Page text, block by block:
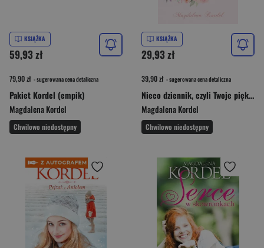
KSIĄŻKA
59,93 zł
79,90 zł - sugerowana cena detaliczna
Pakiet Kordel (empik)
Magdalena Kordel
Chwilowo niedostępny
KSIĄŻKA
29,93 zł
39,90 zł - sugerowana cena detaliczna
Nieco dziennik, czyli Twoje piękne chwile
Magdalena Kordel
Chwilowo niedostępny